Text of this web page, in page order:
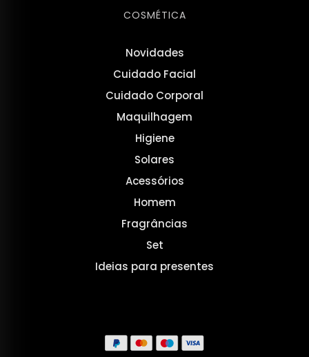
COSMÉTICA
Novidades
Cuidado Facial
Cuidado Corporal
Maquilhagem
Higiene
Solares
Acessórios
Homem
Fragrâncias
Set
Ideias para presentes